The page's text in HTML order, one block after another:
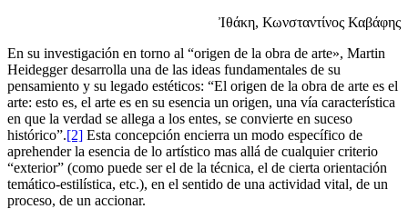
Ἰθάκη, Κωνσταντίνος Καβάφης
En su investigación en torno al “origen de la obra de arte», Martin
Heidegger desarrolla una de las ideas fundamentales de su
pensamiento y su legado estéticos: “El origen de la obra de arte es el
arte: esto es, el arte es en su esencia un origen, una vía característica
en que la verdad se allega a los entes, se convierte en suceso
histórico”.[2] Esta concepción encierra un modo específico de
aprehender la esencia de lo artístico mas allá de cualquier criterio
“exterior” (como puede ser el de la técnica, el de cierta orientación
temático-estilística, etc.), en el sentido de una actividad vital, de un
proceso, de un accionar.